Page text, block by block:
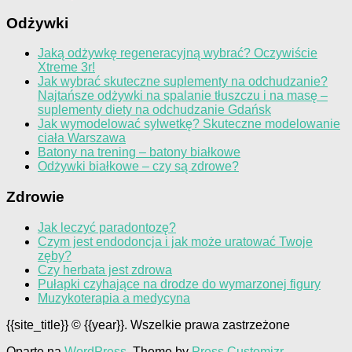
Odżywki
Jaką odżywkę regeneracyjną wybrać? Oczywiście
Xtreme 3r!
Jak wybrać skuteczne suplementy na odchudzanie?
Najtańsze odżywki na spalanie tłuszczu i na masę –
suplementy diety na odchudzanie Gdańsk
Jak wymodelować sylwetkę? Skuteczne modelowanie
ciała Warszawa
Batony na trening – batony białkowe
Odżywki białkowe – czy są zdrowe?
Zdrowie
Jak leczyć paradontozę?
Czym jest endodoncja i jak może uratować Twoje
zęby?
Czy herbata jest zdrowa
Pułapki czyhające na drodze do wymarzonej figury
Muzykoterapia a medycyna
{{site_title}} © {{year}}. Wszelkie prawa zastrzeżone